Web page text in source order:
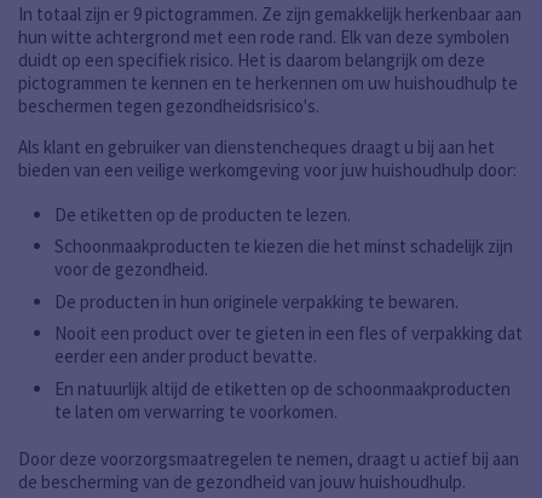
In totaal zijn er 9 pictogrammen. Ze zijn gemakkelijk herkenbaar aan
hun witte achtergrond met een rode rand. Elk van deze symbolen
duidt op een specifiek risico. Het is daarom belangrijk om deze
pictogrammen te kennen en te herkennen om uw huishoudhulp te
beschermen tegen gezondheidsrisico's.
Als klant en gebruiker van dienstencheques draagt u bij aan het
bieden van een veilige werkomgeving voor juw huishoudhulp door:
De etiketten op de producten te lezen.
Schoonmaakproducten te kiezen die het minst schadelijk zijn
voor de gezondheid.
De producten in hun originele verpakking te bewaren.
Nooit een product over te gieten in een fles of verpakking dat
eerder een ander product bevatte.
En natuurlijk altijd de etiketten op de schoonmaakproducten
te laten om verwarring te voorkomen.
Door deze voorzorgsmaatregelen te nemen, draagt u actief bij aan
de bescherming van de gezondheid van jouw huishoudhulp.